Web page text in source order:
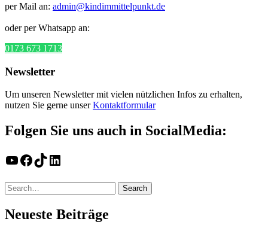
per Mail an: admin@kindimmittelpunkt.de
oder per Whatsapp an:
0173 673 1713
Newsletter
Um unseren Newsletter mit vielen nützlichen Infos zu erhalten,
nutzen Sie gerne unserKontaktformular
Folgen Sie uns auch in SocialMedia:
YouTube
Facebook
TikTokLinkedIn
Neueste Beiträge